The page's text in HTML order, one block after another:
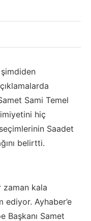
şimdiden
Sami Temel
hiç
Saadet
belirtti.
zaman kala
ediyor. Ayhaber’e
Başkanı Samet